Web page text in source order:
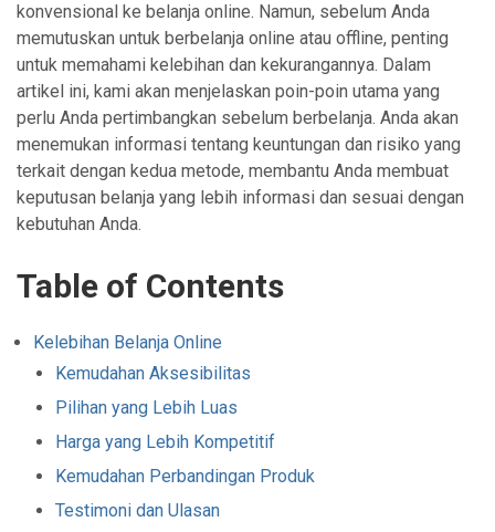
konvensional ke belanja online. Namun, sebelum Anda
memutuskan untuk berbelanja online atau offline, penting
untuk memahami kelebihan dan kekurangannya. Dalam
artikel ini, kami akan menjelaskan poin-poin utama yang
perlu Anda pertimbangkan sebelum berbelanja. Anda akan
menemukan informasi tentang keuntungan dan risiko yang
terkait dengan kedua metode, membantu Anda membuat
keputusan belanja yang lebih informasi dan sesuai dengan
kebutuhan Anda.
Table of Contents
Kelebihan Belanja Online
Kemudahan Aksesibilitas
Pilihan yang Lebih Luas
Harga yang Lebih Kompetitif
Kemudahan Perbandingan Produk
Testimoni dan Ulasan